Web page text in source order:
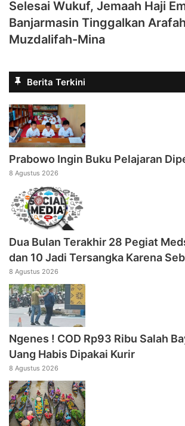
Selesai Wukuf, Jemaah Haji
Banjarmasin Tinggalkan
Muzdalifah-Mina
Berita Terkini
Prabowo Ingin Buku Pelajaran
8 Agustus 2026
Dua Bulan Terakhir 28 Pegiat
dan 10 Jadi Tersangka Karena
8 Agustus 2026
Ngenes ! COD Rp93 Ribu Salah
Uang Habis Dipakai Kurir
8 Agustus 2026